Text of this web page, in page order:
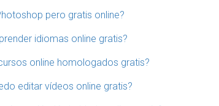
pero gratis online?
idiomas online gratis?
online homologados gratis?
editar vídeos online gratis?